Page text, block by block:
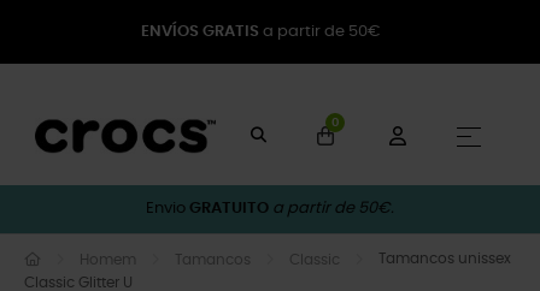
ENVÍOS GRATIS a partir de 50€
0
☰
Envio GRATUITO a partir de 50€.
Homem Tamancos Classic
Tamancos unissex
Classic Glitter U